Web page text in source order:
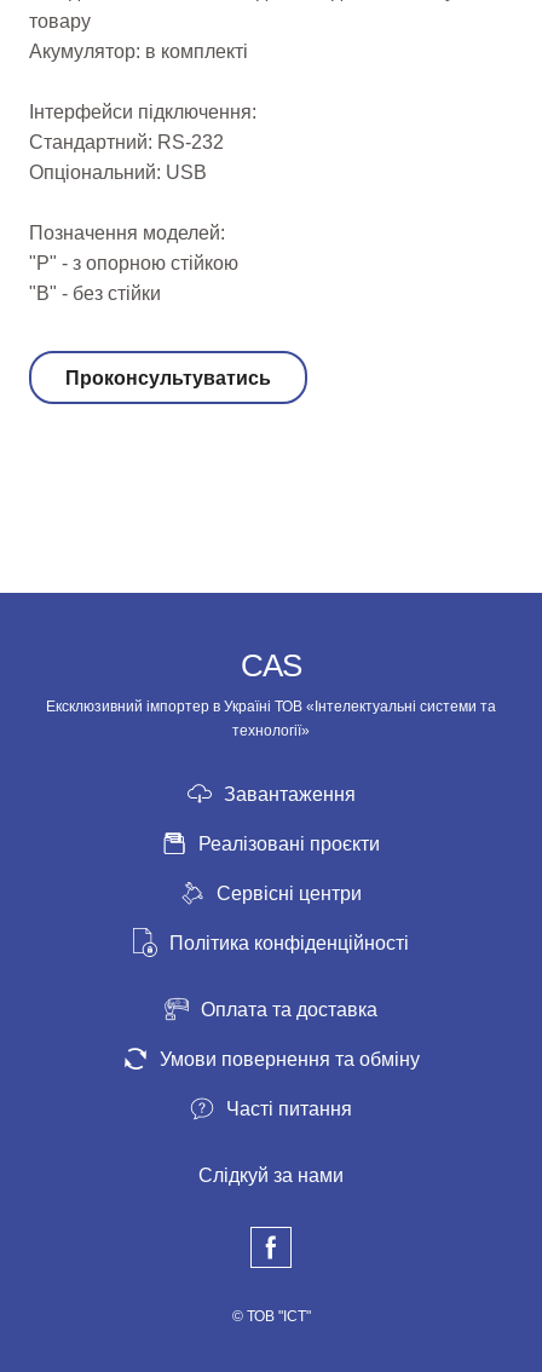
товару
Акумулятор: в комплекті
Інтерфейси підключення:
Стандартний: RS-232
Опціональний: USB
Позначення моделей:
"Р" - з опорною стійкою
"В" - без стійки
Проконсультуватись
CAS
Ексклюзивний імпортер в Україні ТОВ «Інтелектуальні системи та
технології»
Завантаження
Реалізовані проєкти
Сервісні центри
Політика конфіденційності
Оплата та доставка
Умови повернення та обміну
Часті питання
Слідкуй за нами
© ТОВ "ІСТ"